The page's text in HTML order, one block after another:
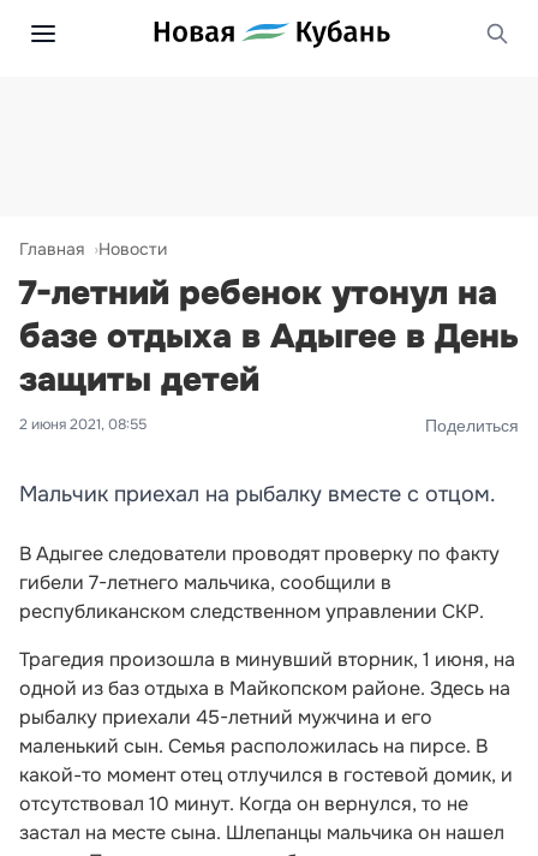
Главная Новости
7-летний ребенок утонул на
базе отдыха в Адыгее в День
защиты детей
2 июня 2021, 08:55 Поделиться
Мальчик приехал на рыбалку вместе с отцом.
В Адыгее следователи проводят проверку по факту
гибели 7-летнего мальчика, сообщили в
республиканском следственном управлении СКР.
Трагедия произошла в минувший вторник, 1 июня, на
одной из баз отдыха в Майкопском районе. Здесь на
рыбалку приехали 45-летний мужчина и его
маленький сын. Семья расположилась на пирсе. В
какой-то момент отец отлучился в гостевой домик, и
отсутствовал 10 минут. Когда он вернулся, то не
застал на месте сына. Шлепанцы мальчика он нашел